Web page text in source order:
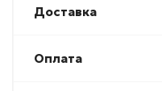
Доставка
Оплата